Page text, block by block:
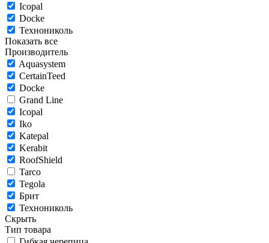
Icopal
Docke
Технониколь
Показать все
Производитель
Aquasystem
CertainTeed
Docke
Grand Line
Icopal
Iko
Katepal
Kerabit
RoofShield
Tarco
Tegola
Брит
Технониколь
Скрыть
Тип товара